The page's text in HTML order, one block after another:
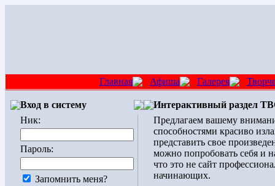
Главная Афиша Галерея
Вход в систему
Ник:
Пароль:
Запомнить меня?
Интерактивный раздел
Предлагаем вашему
способностями красиво
представить свое
можно попробовать себя и
что это не сайт
начинающих.